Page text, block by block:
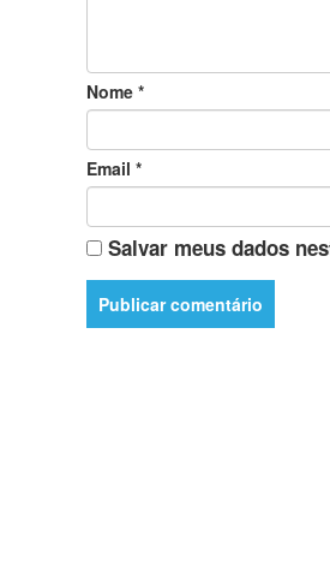
Nome *
Email *
Salvar meus dados